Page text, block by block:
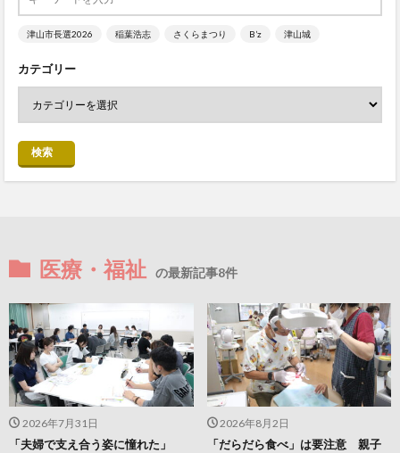
津山市長選2026 稲葉浩志 さくらまつり B’z 津山城
カテゴリー
検索
医療・福祉 の最新記事8件
2026年8月2日
「だらだら食べ」は要注意 親子
2026年7月31日
「夫婦で支え合う姿に憧れた」